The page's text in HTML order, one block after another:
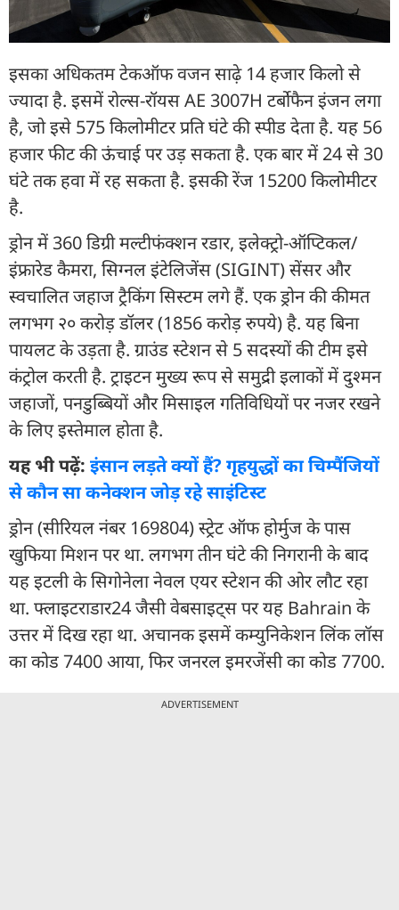
इसका अधिकतम टेकऑफ वजन साढ़े 14 हजार किलो से
ज्यादा है. इसमें रोल्स-रॉयस AE 3007H टर्बोफैन इंजन लगा
है, जो इसे 575 किलोमीटर प्रति घंटे की स्पीड देता है. यह 56
हजार फीट की ऊंचाई पर उड़ सकता है. एक बार में 24 से 30
घंटे तक हवा में रह सकता है. इसकी रेंज 15200 किलोमीटर
है.
ड्रोन में 360 डिग्री मल्टीफंक्शन रडार, इलेक्ट्रो-ऑप्टिकल/
इंफ्रारेड कैमरा, सिग्नल इंटेलिजेंस (SIGINT) सेंसर और
स्वचालित जहाज ट्रैकिंग सिस्टम लगे हैं. एक ड्रोन की कीमत
लगभग २० करोड़ डॉलर (1856 करोड़ रुपये) है. यह बिना
पायलट के उड़ता है. ग्राउंड स्टेशन से 5 सदस्यों की टीम इसे
कंट्रोल करती है. ट्राइटन मुख्य रूप से समुद्री इलाकों में दुश्मन
जहाजों, पनडुब्बियों और मिसाइल गतिविधियों पर नजर रखने
के लिए इस्तेमाल होता है.
यह भी पढ़ें: इंसान लड़ते क्यों हैं? गृहयुद्धों का चिम्पैंजियों
से कौन सा कनेक्शन जोड़ रहे साइंटिस्ट
ड्रोन (सीरियल नंबर 169804) स्ट्रेट ऑफ होर्मुज के पास
खुफिया मिशन पर था. लगभग तीन घंटे की निगरानी के बाद
यह इटली के सिगोनेला नेवल एयर स्टेशन की ओर लौट रहा
था. फ्लाइटराडार24 जैसी वेबसाइट्स पर यह Bahrain के
उत्तर में दिख रहा था. अचानक इसमें कम्युनिकेशन लिंक लॉस
का कोड 7400 आया, फिर जनरल इमरजेंसी का कोड 7700.
ADVERTISEMENT